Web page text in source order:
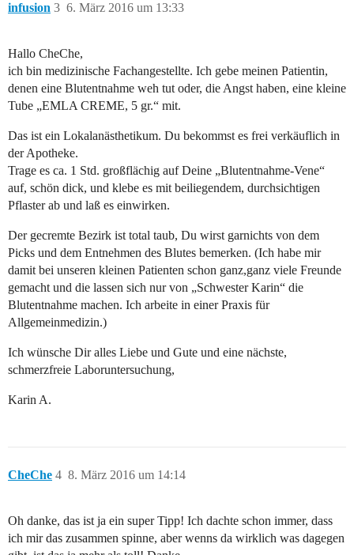
infusion 6. März 2016 um 13:33
3
Hallo CheChe,
ich bin medizinische Fachangestellte. Ich gebe meinen Patientin,
denen eine Blutentnahme weh tut oder, die Angst haben, eine kleine
Tube „EMLA CREME, 5 gr.“ mit.
Das ist ein Lokalanästhetikum. Du bekommst es frei verkäuflich in
der Apotheke.
Trage es ca. 1 Std. großflächig auf Deine „Blutentnahme-Vene“
auf, schön dick, und klebe es mit beiliegendem, durchsichtigen
Pflaster ab und laß es einwirken.
Der gecremte Bezirk ist total taub, Du wirst garnichts von dem
Picks und dem Entnehmen des Blutes bemerken. (Ich habe mir
damit bei unseren kleinen Patienten schon ganz,ganz viele Freunde
gemacht und die lassen sich nur von „Schwester Karin“ die
Blutentnahme machen. Ich arbeite in einer Praxis für
Allgemeinmedizin.)
Ich wünsche Dir alles Liebe und Gute und eine nächste,
schmerzfreie Laboruntersuchung,
Karin A.
CheChe 8. März 2016 um 14:14
4
Oh danke, das ist ja ein super Tipp! Ich dachte schon immer, dass
ich mir das zusammen spinne, aber wenns da wirklich was dagegen